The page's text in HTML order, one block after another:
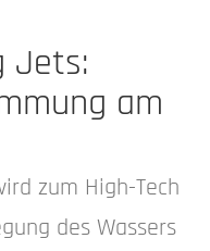
Jets:
am
zum High-Tech
des Wassers